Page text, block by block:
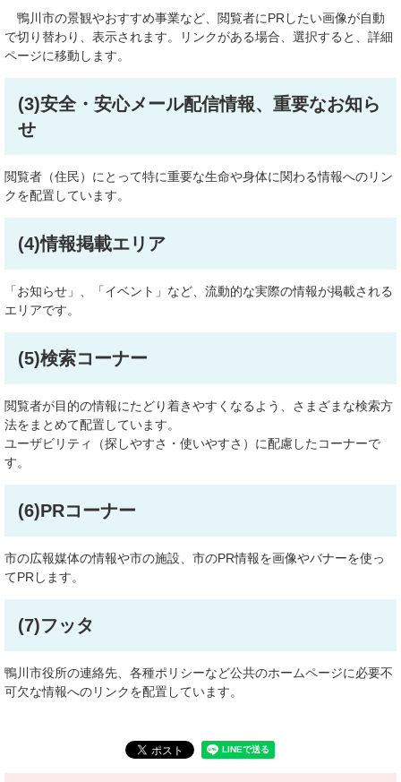
鴨川市の景観やおすすめ事業など、閲覧者にPRしたい画像が自動
で切り替わり、表示されます。リンクがある場合、選択すると、詳細
ページに移動します。
(3)安全・安心メール配信情報、重要なお知ら
せ
閲覧者（住民）にとって特に重要な生命や身体に関わる情報へのリン
クを配置しています。
(4)情報掲載エリア
「お知らせ」、「イベント」など、流動的な実際の情報が掲載される
エリアです。
(5)検索コーナー
閲覧者が目的の情報にたどり着きやすくなるよう、さまざまな検索方
法をまとめて配置しています。
ユーザビリティ（探しやすさ・使いやすさ）に配慮したコーナーで
す。
(6)PRコーナー
市の広報媒体の情報や市の施設、市のPR情報を画像やバナーを使っ
てPRします。
(7)フッタ
鴨川市役所の連絡先、各種ポリシーなど公共のホームページに必要不
可欠な情報へのリンクを配置しています。